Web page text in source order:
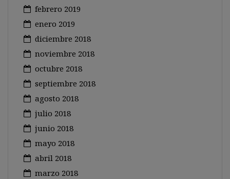
febrero 2019
enero 2019
diciembre 2018
noviembre 2018
octubre 2018
septiembre 2018
agosto 2018
julio 2018
junio 2018
mayo 2018
abril 2018
marzo 2018